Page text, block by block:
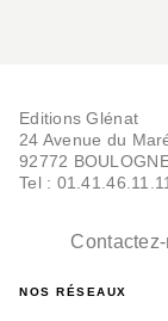
Editions Glénat
24 Avenue du
92772
Tel : 01.41.46.11.11
NOS RÉSEAUX